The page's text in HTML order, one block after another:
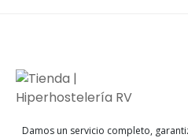
Damos un servicio completo,